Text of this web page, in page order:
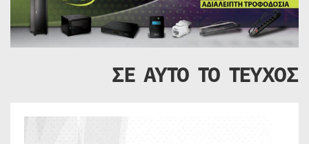
ΣΕ ΑΥΤΟ ΤΟ ΤΕΥΧΟΣ